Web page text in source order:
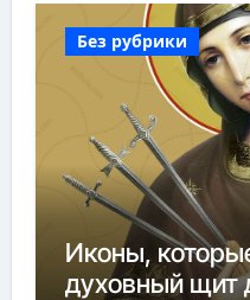
Без рубрики
Иконы,
духовный щит